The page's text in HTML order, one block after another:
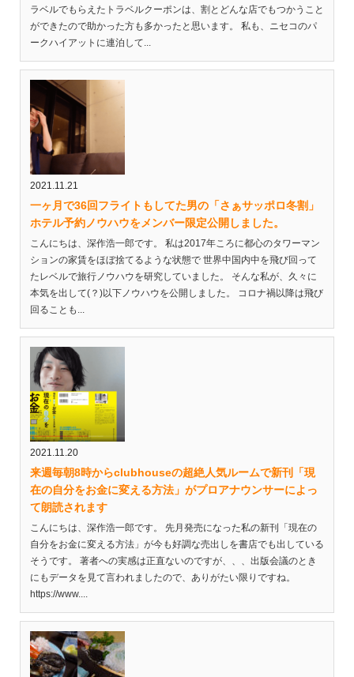
ラベルでもらえたトラベルクーポンは、割とどんな店でもつかうこと
ができたので助かった方も多かったと思います。 私も、ニセコのパ
ークハイアットに連泊して...
2021.11.21
一ヶ月で36回フライトもしてた男の「さぁサッポロ冬割」
ホテル予約ノウハウをメンバー限定公開しました。
こんにちは、深作浩一郎です。 私は2017年ころに都心のタワーマン
ションの家賃をほぼ捨てるような状態で 世界中国内中を飛び回って
たレベルで旅行ノウハウを研究していました。 そんな私が、久々に
本気を出して(？)以下ノウハウを公開しました。 コロナ禍以降は飛び
回ることも...
2021.11.20
来週毎朝8時からclubhouseの超絶人気ルームで新刊「現
在の自分をお金に変える方法」がプロアナウンサーによっ
て朗読されます
こんにちは、深作浩一郎です。 先月発売になった私の新刊「現在の
自分をお金に変える方法」が今も好調な売出しを書店でも出している
そうです。 著者への実感は正直ないのですが、、、出版会議のとき
にもデータを見て言われましたので、ありがたい限りですね。
https://www....